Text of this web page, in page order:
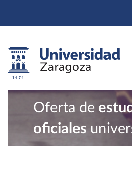
Oferta de
oficiales